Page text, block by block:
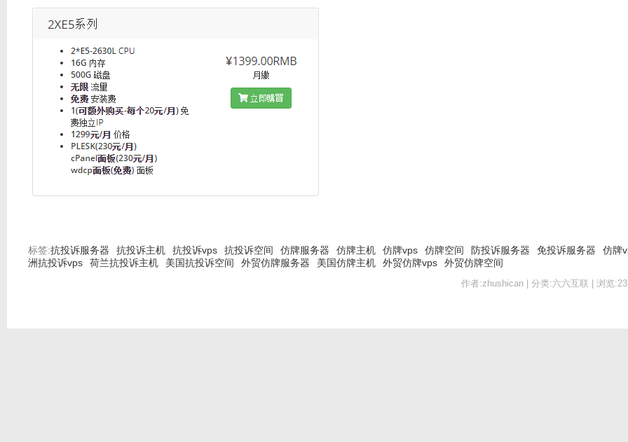
标签:抗投诉服务器 抗投诉主机 抗投诉vps 抗投诉空间 仿牌服务器 仿牌主机 仿牌vps 仿牌空间 防投诉服务器 免投诉服务器
仿牌
洲抗投诉vps
荷兰抗投诉主机 美国抗投诉空间 外贸仿牌服务器 美国仿牌主机 外贸仿牌vps 外贸仿牌空间
作者:zhushican | 分类:六六互联 | 浏览